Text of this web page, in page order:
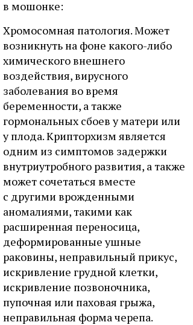
в мошонке:
Хромосомная патология. Может
возникнуть на фоне какого-либо
химического внешнего
воздействия, вирусного
заболевания во время
беременности, а также
гормональных сбоев у матери или
у плода. Крипторхизм является
одним из симптомов задержки
внутриутробного развития, а также
может сочетаться вместе
с другими врожденными
аномалиями, такими как
расширенная переносица,
деформированные ушные
раковины, неправильный прикус,
искривление грудной клетки,
искривление позвоночника,
пупочная или паховая грыжа,
неправильная форма черепа.